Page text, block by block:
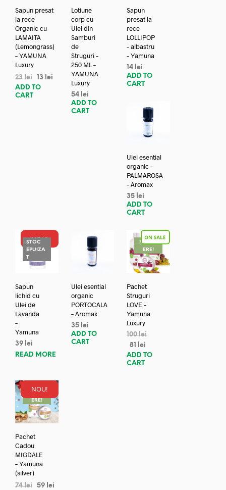
Sapun presat
la rece
Organic cu
LAMAITA
(Lemongrass)
– YAMUNA
Luxury
23lei 13
lei
ADD TO
CART
Lotiune
corp cu
Ulei din
Samburi
de
Struguri –
250 ML –
YAMUNA
Luxury
54 lei
ADD TO
CART
Sapun
presat la
rece
LOLLIPOP
– albastru
– Yamuna
14 lei
ADD TO
CART
Ulei esential
organic –
PALMAROSA
– Aromax
35 lei
ADD TO
CART
NOU!
STOC
EPUIZA
T
Sapun
lichid cu
Ulei de
Lavanda
–
Yamuna
39 lei
READ MORE
Ulei esential
organic
PORTOCALA
– Aromax
35 lei
ADD TO
CART
REDUC
ERE!
Pachet
Struguri
LOVE –
Yamuna
Luxury
100lei
81
lei
ADD TO
CART
NOU!
REDUC
ERE!
Pachet
Cadou
MIGDALE
– Yamuna
(silver)
74lei 59 lei